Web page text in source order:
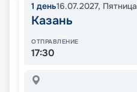
1 день16.07.2027, Пятница
Казань
ОТПРАВЛЕНИЕ
17:30